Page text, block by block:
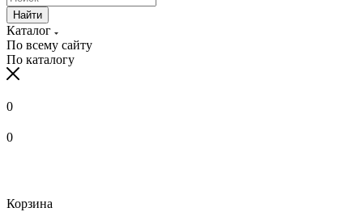
Найти
Каталог
По всему сайту
По каталогу
0
0
Корзина